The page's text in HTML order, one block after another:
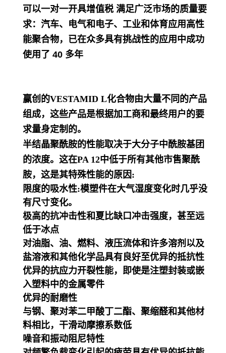
可以一对一开具增值税 满足广泛市场的质量要
求：汽车、电气和电子、工业和体育应用高性
能聚合物，已在众多具有挑战性的应用中成功
使用了 40 多年
赢创的VESTAMID L化合物由大量不同的产品
组成，这些产品是根据加工商和最终用户的要
求量身定制的。
半结晶聚酰胺的性能取决于大分子中酰胺基团
的浓度。这在PA 12中低于所有其他市售聚酰
胺，这是其特殊性能的原因:
限度的吸水性:模塑件在大气湿度变化时几乎没
有尺寸变化。
极高的抗冲击性和夏比缺口冲击强度，甚至远
低于冰点
对油脂、油、燃料、液压流体和许多溶剂以及
盐溶液和其他化学品具有良好至优异的抵抗性
优异的抗应力开裂性能，即使是注塑封装或嵌
入塑料中的金属零件
优异的耐磨性
与钢、聚对苯二甲酸丁二酯、聚缩醛和其他材
料相比，干滑动摩擦系数低
噪音和振动阻尼特性